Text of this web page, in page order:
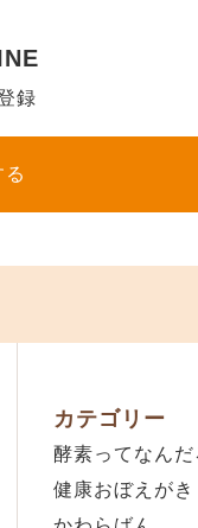
録
カテゴリー
酵素ってなんだ
健康おぼえがき